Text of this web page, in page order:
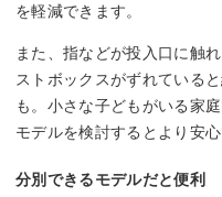
を軽減できます。
また、指などが投入口に触
ストボックスがずれている
も。小さな子どもがいる家
モデルを検討するとより安心
分別できるモデルだと便利